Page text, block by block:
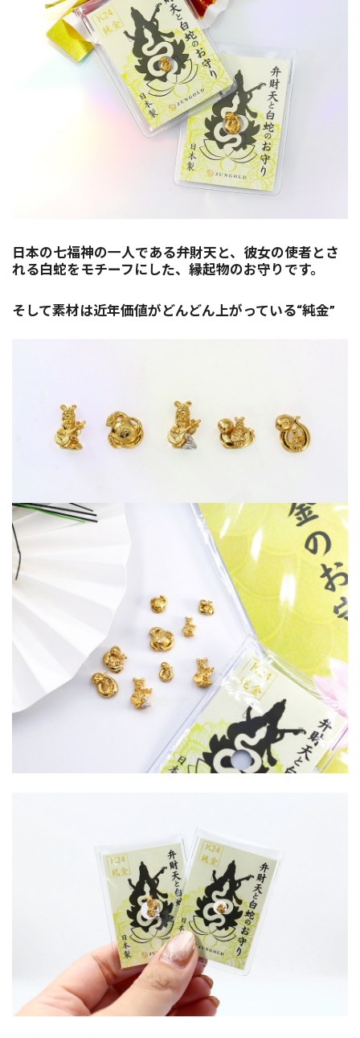
日本の七福神の一人である弁財天と、彼女の使者とさ
れる白蛇をモチーフにした、縁起物のお守りです。
そして素材は近年価値がどんどん上がっている“純金”